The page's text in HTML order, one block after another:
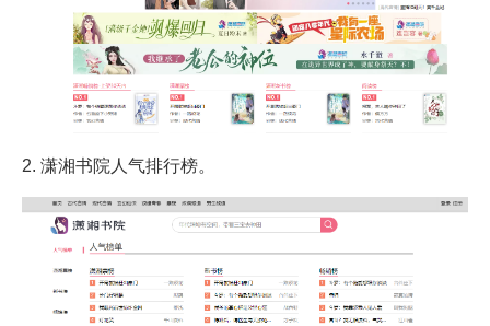
2. 潇湘书院人气排行榜。